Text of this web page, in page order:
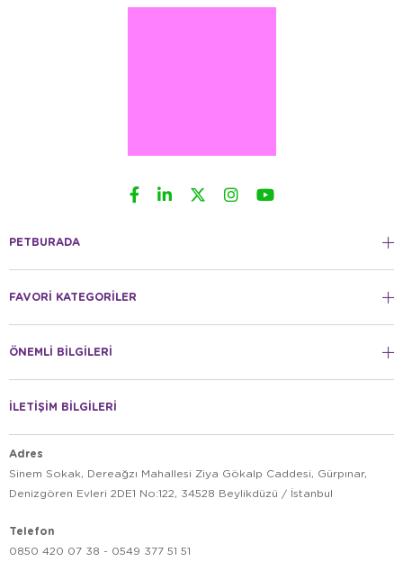
PETBURADA
FAVORİ KATEGORİLER
ÖNEMLİ BİLGİLERİ
İLETİŞİM BİLGİLERİ
Adres
Sinem Sokak, Dereağzı Mahallesi Ziya Gökalp Caddesi, Gürpınar,
Denizgören Evleri 2DE1 No:122, 34528 Beylikdüzü / İstanbul
Telefon
0850 420 07 38 - 0549 377 51 51